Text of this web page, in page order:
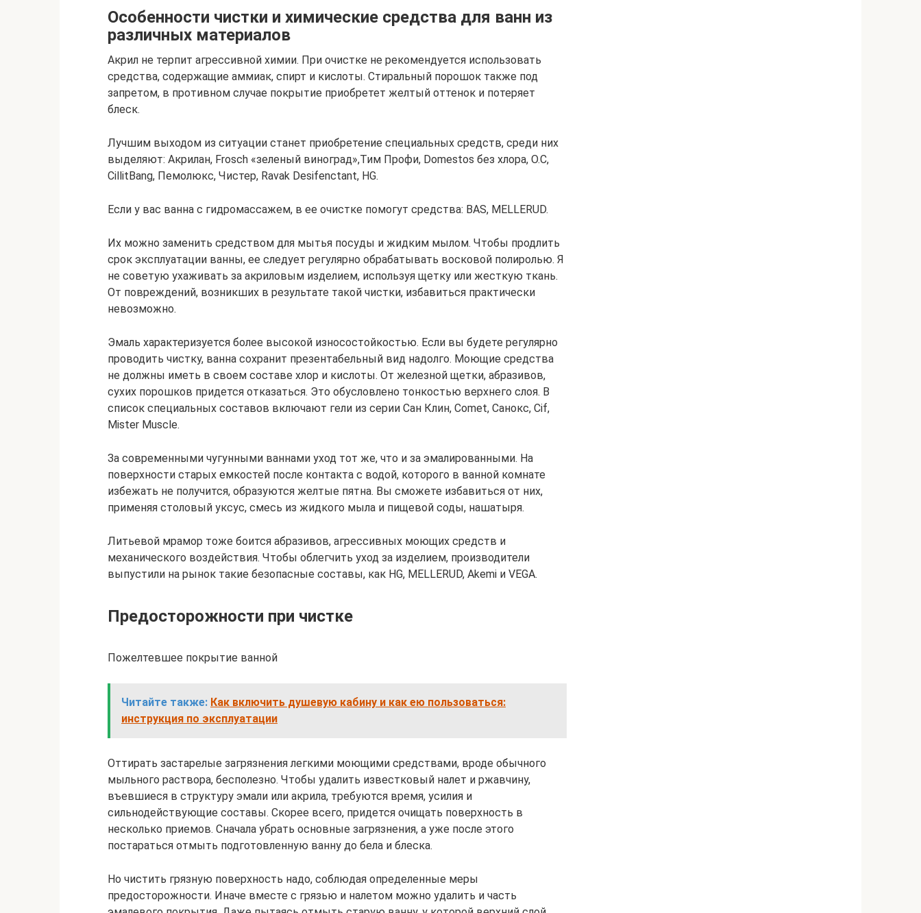
Особенности чистки и химические средства для ванн из
различных материалов
Акрил не терпит агрессивной химии. При очистке не рекомендуется использовать
средства, содержащие аммиак, спирт и кислоты. Стиральный порошок также под
запретом, в противном случае покрытие приобретет желтый оттенок и потеряет
блеск.
Лучшим выходом из ситуации станет приобретение специальных средств, среди них
выделяют: Акрилан, Frosch «зеленый виноград»,Тим Профи, Domestos без хлора, О.С,
CillitBang, Пемолюкс, Чистер, Ravak Desifenctant, HG.
Если у вас ванна с гидромассажем, в ее очистке помогут средства: BAS, MELLERUD.
Их можно заменить средством для мытья посуды и жидким мылом. Чтобы продлить
срок эксплуатации ванны, ее следует регулярно обрабатывать восковой полиролью. Я
не советую ухаживать за акриловым изделием, используя щетку или жесткую ткань.
От повреждений, возникших в результате такой чистки, избавиться практически
невозможно.
Эмаль характеризуется более высокой износостойкостью. Если вы будете регулярно
проводить чистку, ванна сохранит презентабельный вид надолго. Моющие средства
не должны иметь в своем составе хлор и кислоты. От железной щетки, абразивов,
сухих порошков придется отказаться. Это обусловлено тонкостью верхнего слоя. В
список специальных составов включают гели из серии Сан Клин, Comet, Санокс, Cif,
Mister Muscle.
За современными чугунными ваннами уход тот же, что и за эмалированными. На
поверхности старых емкостей после контакта с водой, которого в ванной комнате
избежать не получится, образуются желтые пятна. Вы сможете избавиться от них,
применяя столовый уксус, смесь из жидкого мыла и пищевой соды, нашатыря.
Литьевой мрамор тоже боится абразивов, агрессивных моющих средств и
механического воздействия. Чтобы облегчить уход за изделием, производители
выпустили на рынок такие безопасные составы, как HG, MELLERUD, Akemi и VEGA.
Предосторожности при чистке
Пожелтевшее покрытие ванной
Читайте также: Как включить душевую кабину и как ею пользоваться:
инструкция по эксплуатации
Оттирать застарелые загрязнения легкими моющими средствами, вроде обычного
мыльного раствора, бесполезно. Чтобы удалить известковый налет и ржавчину,
въевшиеся в структуру эмали или акрила, требуются время, усилия и
сильнодействующие составы. Скорее всего, придется очищать поверхность в
несколько приемов. Сначала убрать основные загрязнения, а уже после этого
постараться отмыть подготовленную ванну до бела и блеска.
Но чистить грязную поверхность надо, соблюдая определенные меры
предосторожности. Иначе вместе с грязью и налетом можно удалить и часть